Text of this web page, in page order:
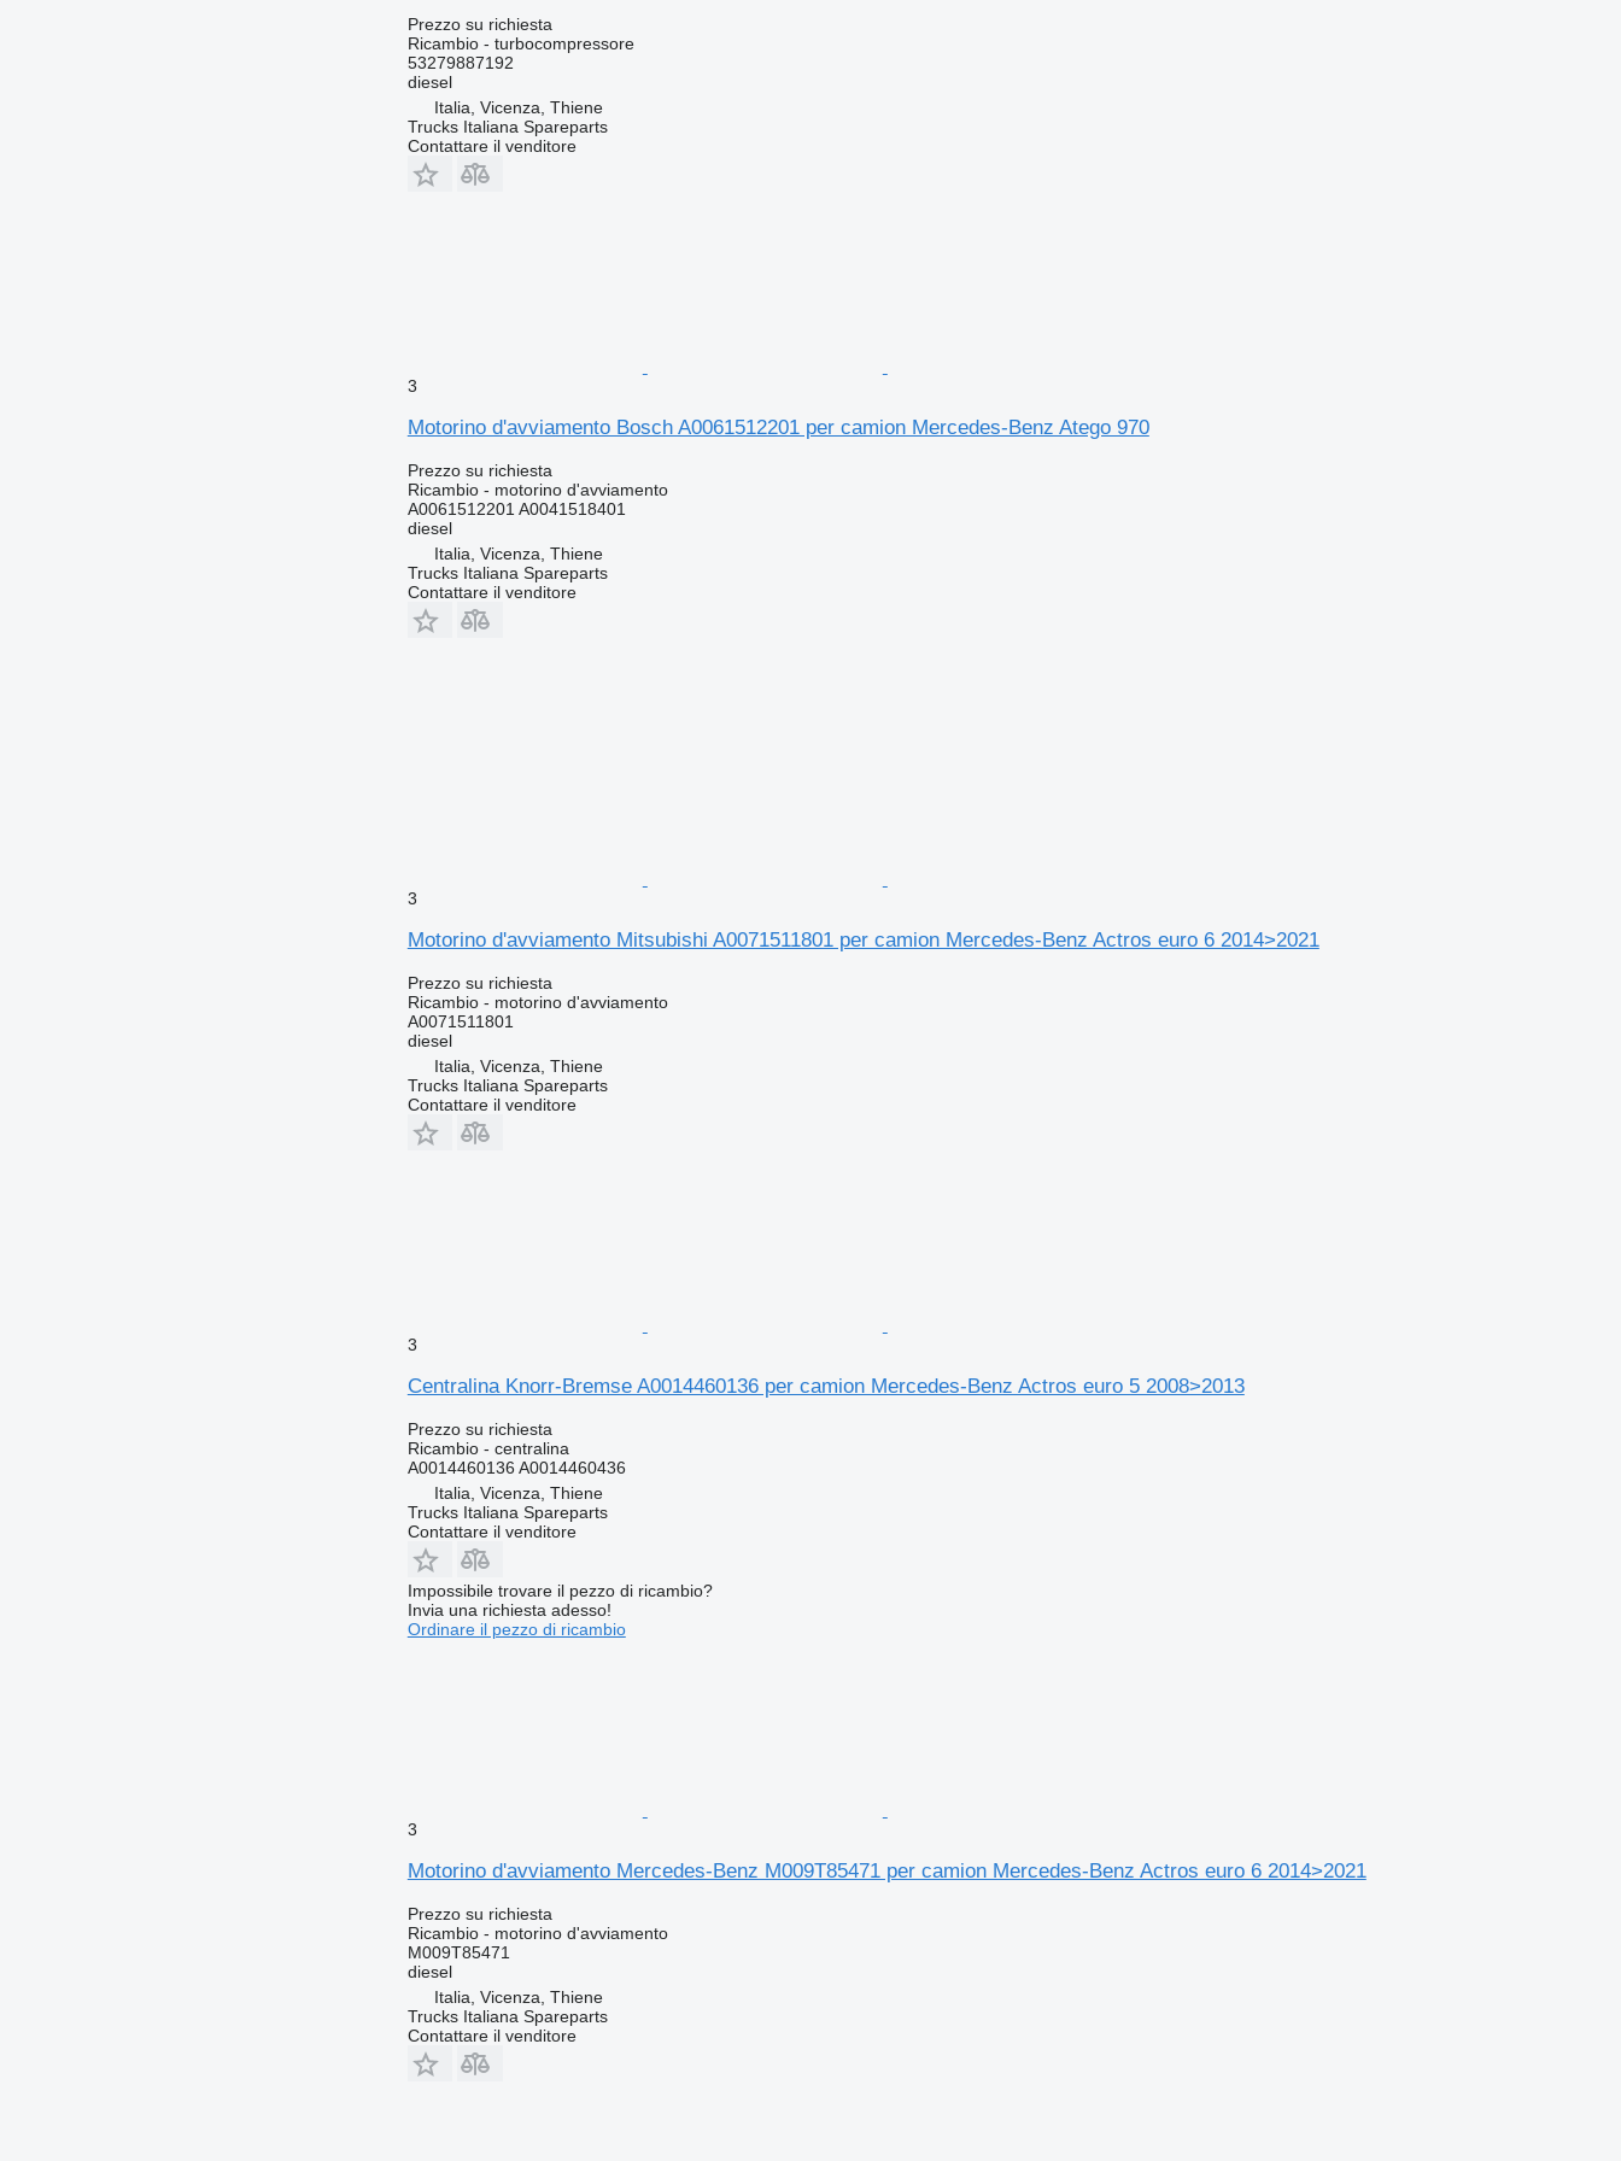
Prezzo su richiesta
Ricambio - turbocompressore
53279887192
diesel
Italia, Vicenza, Thiene
Trucks Italiana Spareparts
Contattare il venditore
3
Motorino d'avviamento Bosch A0061512201 per camion Mercedes-Benz Atego 970
Prezzo su richiesta
Ricambio - motorino d'avviamento
A0061512201 A0041518401
diesel
Italia, Vicenza, Thiene
Trucks Italiana Spareparts
Contattare il venditore
3
Motorino d'avviamento Mitsubishi A0071511801 per camion Mercedes-Benz Actros euro 6 2014>2021
Prezzo su richiesta
Ricambio - motorino d'avviamento
A0071511801
diesel
Italia, Vicenza, Thiene
Trucks Italiana Spareparts
Contattare il venditore
3
Centralina Knorr-Bremse A0014460136 per camion Mercedes-Benz Actros euro 5 2008>2013
Prezzo su richiesta
Ricambio - centralina
A0014460136 A0014460436
Italia, Vicenza, Thiene
Trucks Italiana Spareparts
Contattare il venditore
Impossibile trovare il pezzo di ricambio?
Invia una richiesta adesso!
Ordinare il pezzo di ricambio
3
Motorino d'avviamento Mercedes-Benz M009T85471 per camion Mercedes-Benz Actros euro 6 2014>2021
Prezzo su richiesta
Ricambio - motorino d'avviamento
M009T85471
diesel
Italia, Vicenza, Thiene
Trucks Italiana Spareparts
Contattare il venditore